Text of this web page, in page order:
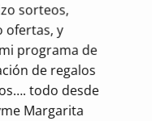
sorteos,
ofertas, y
programa de
de regalos
todo desde
Margarita